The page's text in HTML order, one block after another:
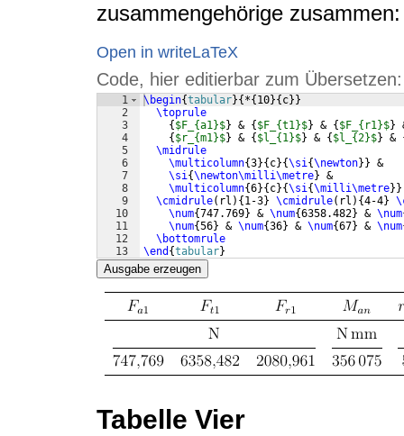
zusammengehörige zusammen:
Open in writeLaTeX
Code, hier editierbar zum Übersetzen:
1
2
3
4
5
6
7
8
9
10
11
12
13
\begin{tabular}{ *{ 10}{ c}}
\toprule
{ $F_{a1}$} & { $F_{t1}$} & { $F_{r1}$}
{ $r_{m1}$} & { $l_{1}$} & { $l_{2}$} &
\midrule
\multicolumn{3}{ c}{\si{\newton}} &
\si{\newton\milli\metre} &
\multicolumn{6}{ c}{\si{\milli\metre}}
\cmidrule( rl ) { 1-3} \cmidrule( rl ) {4-4}
\num{747.769} & \num{6358.482} & \num
\num{56} & \num{36} & \num{67} & \num
\bottomrule
\end {tabular}
Ausgabe erzeugen
Tabelle Vier